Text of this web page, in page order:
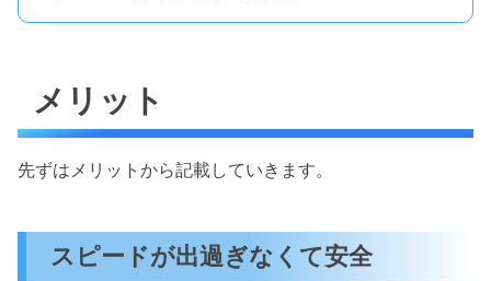
メリット
先ずはメリットから記載していきます。
スピードが出過ぎなくて安全